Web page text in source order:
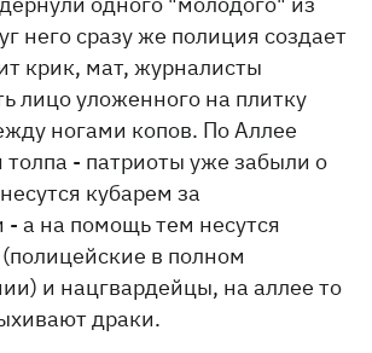
него сразу же полиция создает
крик, мат, журналисты
лицо уложенного на плитку
ногами копов. По Аллее
толпа - патриоты уже забыли о
кубарем за
а на помощь тем несутся
в полном
и нацгвардейцы, на аллее то
драки.